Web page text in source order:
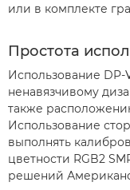
или в комплекте
Простота
Использование DP-
ненавязчивому
также
Использование
выполнять
цветности RGB2
решений